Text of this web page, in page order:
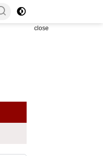
close